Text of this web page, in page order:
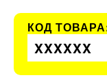
КОД
XXXXXX